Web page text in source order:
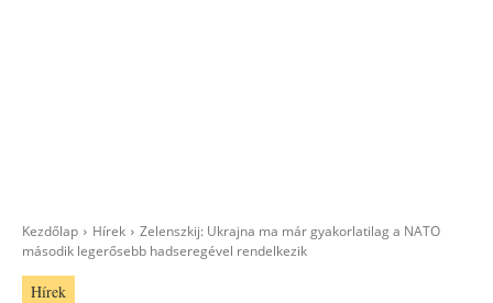
Kezdőlap Hírek
Zelenszkij: Ukrajna ma már gyakorlatilag a NATO
második legerősebb hadseregével rendelkezik
Hírek